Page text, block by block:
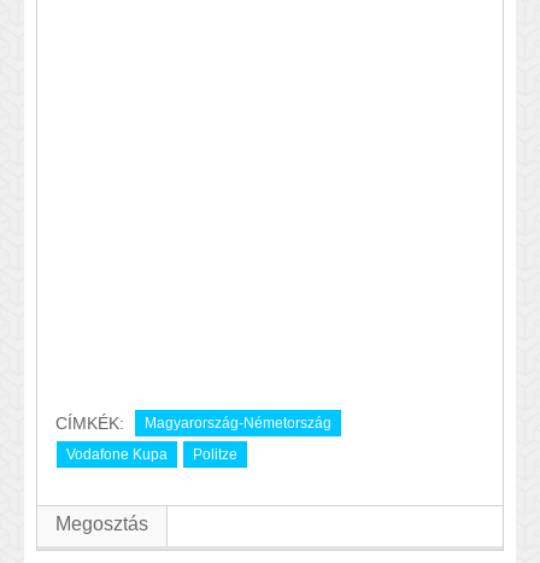
CÍMKÉK:
Magyarország-Németország
Vodafone Kupa
Politze
Megosztás